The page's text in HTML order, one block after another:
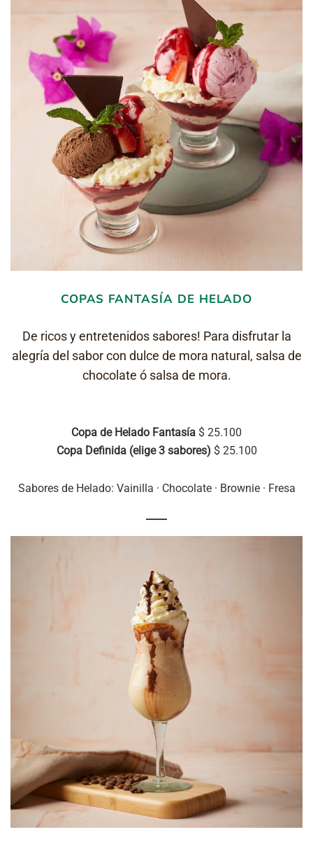
COPAS FANTASÍA DE HELADO
De ricos y entretenidos sabores! Para disfrutar la
alegría del sabor con dulce de mora natural, salsa de
chocolate ó salsa de mora.
Copa de Helado Fantasía $ 25.100
Copa Definida (elige 3 sabores) $ 25.100
Sabores de Helado: Vainilla · Chocolate · Brownie · Fresa